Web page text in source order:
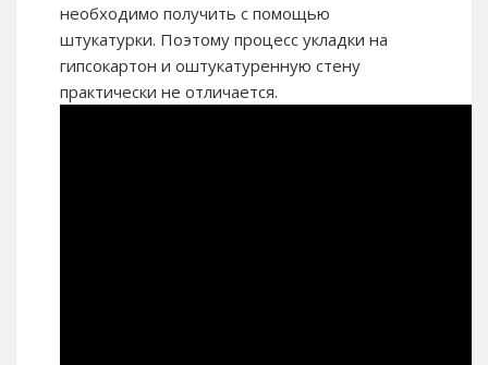
необходимо получить с помощью
штукатурки. Поэтому процесс укладки на
гипсокартон и оштукатуренную стену
практически не отличается.